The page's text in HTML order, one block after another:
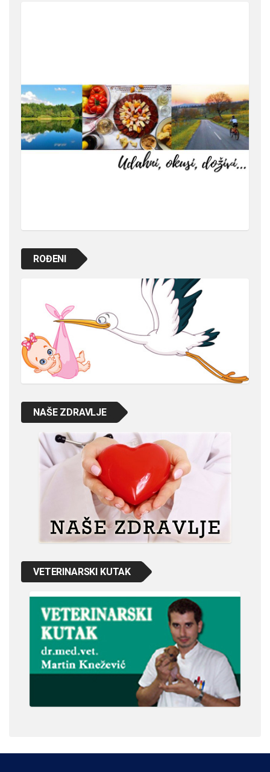
ROĐENI
NAŠE ZDRAVLJE
VETERINARSKI KUTAK